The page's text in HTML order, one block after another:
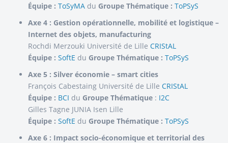
Équipe : ToSyMA du Groupe Thématique : ToPSyS
Axe 4 : Gestion opérationnelle, mobilité et logistique –
Internet des objets, manufacturing
Rochdi Merzouki Université de Lille CRIStAL
Équipe : SoftE du Groupe Thématique : ToPSyS
Axe 5 : Silver économie – smart cities
François Cabestaing Université de Lille CRIStAL
Équipe : BCI du Groupe Thématique : I2C
Gilles Tagne JUNIA Isen Lille
Équipe : SoftE du Groupe Thématique : ToPSyS
Axe 6 : Impact socio-économique et territorial des